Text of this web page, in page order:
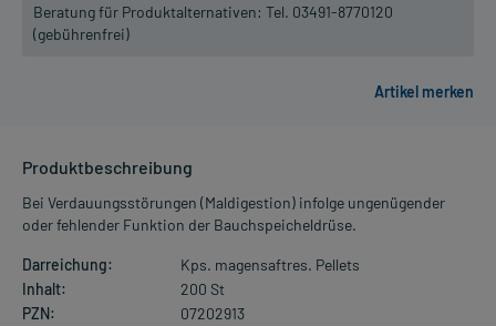
Beratung für Produktalternativen: Tel. 03491-8770120
(gebührenfrei)
Produktbeschreibung
Bei Verdauungsstörungen (Maldigestion) infolge ungenügender
oder fehlender Funktion der Bauchspeicheldrüse.
Darreichung:
Kps. magensaftres. Pellets
Inhalt:
200 St
PZN:
07202913